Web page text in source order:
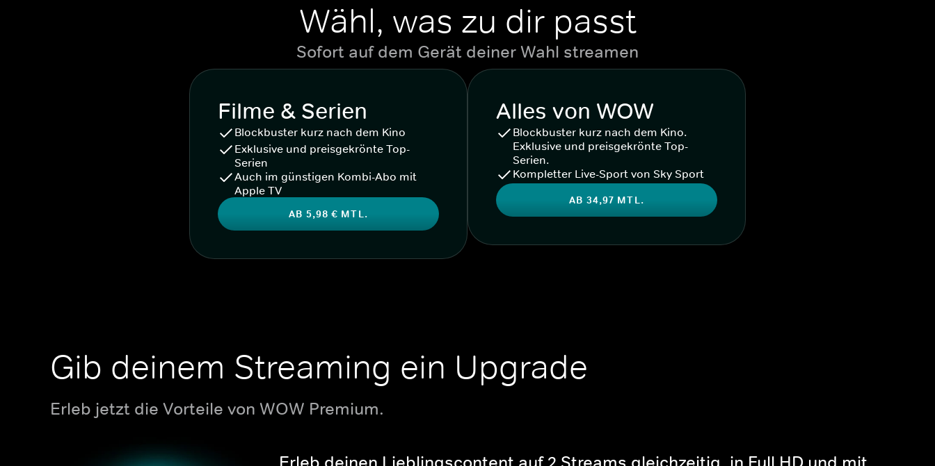
Wähl, was zu dir passt
Sofort auf dem Gerät deiner Wahl streamen
Filme & Serien
Blockbuster kurz nach dem Kino
Exklusive und preisgekrönte Top-
Serien
Auch im günstigen Kombi-Abo mit
Apple TV
AB 5,98 € MTL.
Alles von WOW
Blockbuster kurz nach dem Kino.
Exklusive und preisgekrönte Top-
Serien.
Kompletter Live-Sport von Sky Sport
AB 34,97 MTL.
Gib deinem Streaming ein Upgrade
Erleb jetzt die Vorteile von WOW Premium.